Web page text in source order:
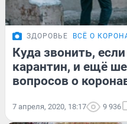
ЗДОРОВЬЕ ВСЁ О
Куда звонить,
карантин, и ещё
вопросов о
7 апреля, 2020, 18:17 9 936